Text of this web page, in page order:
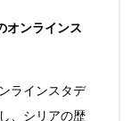
オンラインス
ラインスタデ
、シリアの歴